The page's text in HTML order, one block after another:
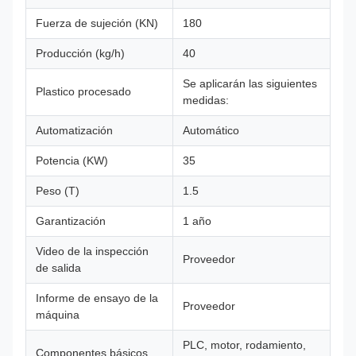
Fuerza de sujeción (KN) 180
Producción (kg/h) 40
Plastico procesado
Se aplicarán las siguientes
medidas:
Automatización Automático
Potencia (KW) 35
Peso (T) 1.5
Garantización 1 año
Video de la inspección
de salida
Proveedor
Informe de ensayo de la
máquina
Proveedor
Componentes básicos
PLC, motor, rodamiento,